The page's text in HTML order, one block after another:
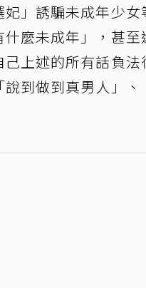
」誘騙未成年少女
麼未成年」，甚
上述的所有話負法
到做到真男人」、